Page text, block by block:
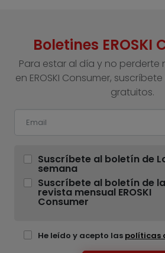
Boletines EROSKI
Para estar al día y no
en EROSKI Consumer,
gratuitos.
Suscríbete al boletín de
semana
Suscríbete al boletín de la
revista mensual EROSKI
Consumer
He leído y acepto las políticas